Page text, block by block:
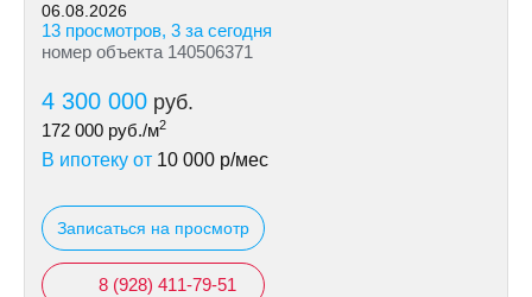
06.08.2026
13 просмотров, 3 за сегодня
номер объекта 140506371
4 300 000 руб.
172 000 руб./м2
В ипотеку от 10 000 р/мес
Записаться на просмотр
8 (928) 411-79-51